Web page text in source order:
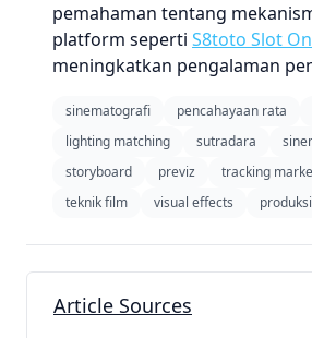
pemahaman tentang
platform seperti S8toto Slot
meningkatkan pengalaman
sinematografi pencahayaan rata
lighting matching
sutradara
storyboard
previz tracking
teknik film
visual effects
Article Sources